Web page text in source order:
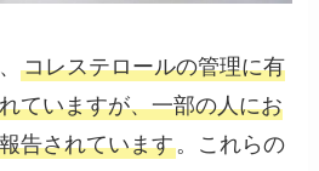
コレステロールの管理に有
ていますが、一部の人にお
告されています。これらの